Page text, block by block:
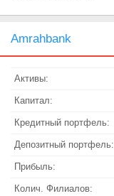
Amrahbank
Активы:
Капитал:
Кредитный портфель:
Депозитный портфель:
Прибыль:
Колич. Филиалов: